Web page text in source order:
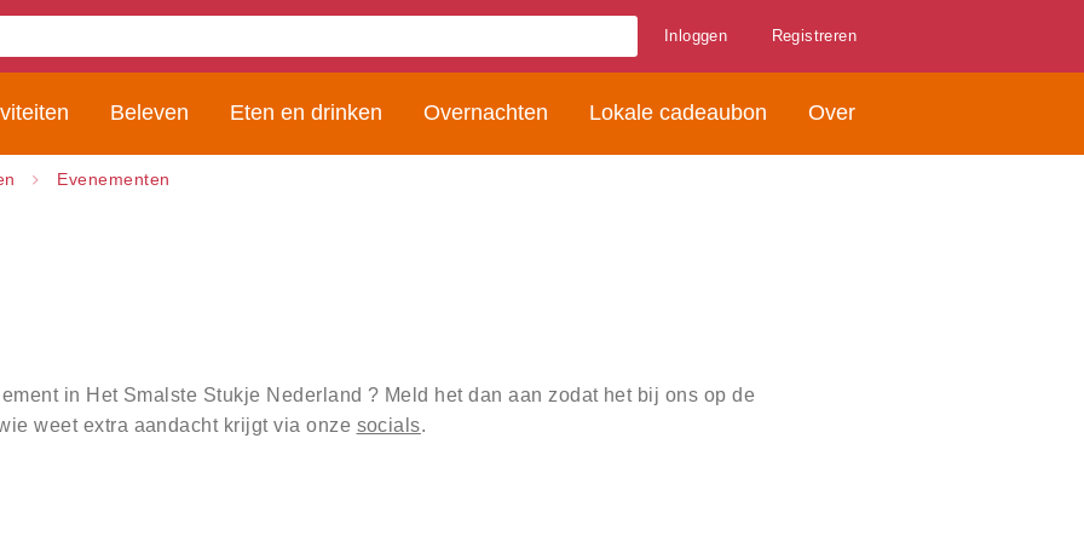
Inloggen Registreren
Beleven Eten en drinken Overnachten Lokale cadeaubon Over
Evenementen
in Het Smalste Stukje Nederland ? Meld het dan aan zodat het bij ons op de
weet extra aandacht krijgt via onze socials.